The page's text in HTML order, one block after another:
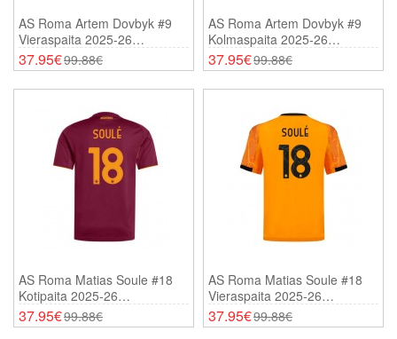
AS Roma Artem Dovbyk #9
Vieraspaita 2025-26
Lyhythihainen
37.95€99.88€
AS Roma Artem Dovbyk #9
Kolmaspaita 2025-26
Lyhythihainen
37.95€99.88€
AS Roma Matias Soule #18
Kotipaita 2025-26
Lyhythihainen
37.95€99.88€
AS Roma Matias Soule #18
Vieraspaita 2025-26
Lyhythihainen
37.95€99.88€